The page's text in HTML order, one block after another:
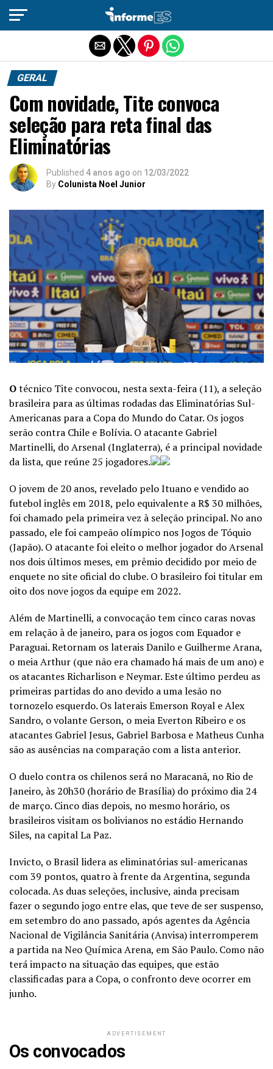
GERAL
Com novidade, Tite convoca
seleção para reta final das
Eliminatórias
Published 4 anos ago on 12/03/2022
By Colunista Noel Junior
Otécnico Tite convocou, nesta sexta-feira (11), a seleção
brasileira para as últimas rodadas das Eliminatórias Sul-
Americanas para a Copa do Mundo do Catar. Os jogos
serão contra Chile e Bolívia. O atacante Gabriel
Martinelli, do Arsenal (Inglaterra), é a principal novidade
da lista, que reúne 25 jogadores.
O jovem de 20 anos, revelado pelo Ituano e vendido ao
futebol inglês em 2018, pelo equivalente a R$ 30 milhões,
foi chamado pela primeira vez à seleção principal. No ano
passado, ele foi campeão olímpico nos Jogos de Tóquio
(Japão). O atacante foi eleito o melhor jogador do Arsenal
nos dois últimos meses, em prêmio decidido por meio de
enquete no site oficial do clube. O brasileiro foi titular em
oito dos nove jogos da equipe em 2022.
Além de Martinelli, a convocação tem cinco caras novas
em relação à de janeiro, para os jogos com Equador e
Paraguai. Retornam os laterais Danilo e Guilherme Arana,
o meia Arthur (que não era chamado há mais de um ano) e
os atacantes Richarlison e Neymar. Este último perdeu as
primeiras partidas do ano devido a uma lesão no
tornozelo esquerdo. Os laterais Emerson Royal e Alex
Sandro, o volante Gerson, o meia Everton Ribeiro e os
atacantes Gabriel Jesus, Gabriel Barbosa e Matheus Cunha
são as ausências na comparação com a lista anterior.
O duelo contra os chilenos será no Maracanã, no Rio de
Janeiro, às 20h30 (horário de Brasília) do próximo dia 24
de março. Cinco dias depois, no mesmo horário, os
brasileiros visitam os bolivianos no estádio Hernando
Siles, na capital La Paz.
Invicto, o Brasil lidera as eliminatórias sul-americanas
com 39 pontos, quatro à frente da Argentina, segunda
colocada. As duas seleções, inclusive, ainda precisam
fazer o segundo jogo entre elas, que teve de ser suspenso,
em setembro do ano passado, após agentes da Agência
Nacional de Vigilância Sanitária (Anvisa) interromperem
a partida na Neo Química Arena, em São Paulo. Como não
terá impacto na situação das equipes, que estão
classificadas para a Copa, o confronto deve ocorrer em
junho.
ADVERTISEMENT
Os convocados
Sair da versão mobile